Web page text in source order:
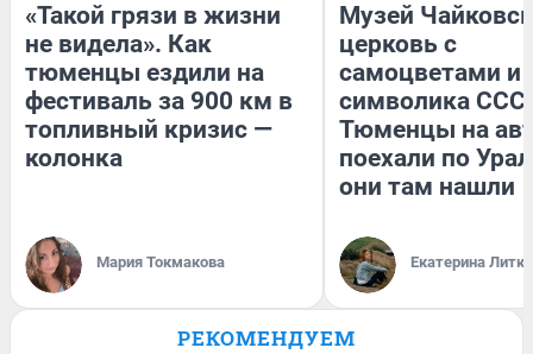
«Такой грязи в жизни
не видела». Как
тюменцы ездили на
фестиваль за 900 км в
топливный кризис —
колонка
Мария Токмакова
Музей
церковь с
самоцветами и
символика
Тюменцы на
поехали по
они там нашли
Екатерина
РЕКОМЕНДУЕМ